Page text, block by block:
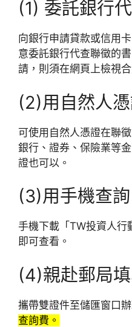
(1) 委託銀行
向銀行申請貸款或信用
意委託銀行代查聯徵的
請，則須在網頁上檢視
(2)用自然人
可使用自然人憑證在聯
銀行、證券、保險業等
證也可以。
(3)用手機查詢
手機下載「TW投資人行
即可查看。
(4)親赴郵局
攜帶雙證件至儲匯窗口辦
查詢費。